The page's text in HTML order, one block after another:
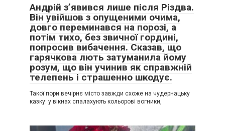
Андрій з’явився лише після Різдва.
Він увійшов з опущеними очима,
довго переминався на порозі, а
потім тихо, без звичної гордині,
попросив вибачення. Сказав, що
гарячкова лють затуманила йому
розум, що він учинив як справжній
телепень і страшенно шкодує.
Такої пори вечірнє місто завжди схоже на чудернацьку
казку: у вікнах спалахують кольорові вогники,